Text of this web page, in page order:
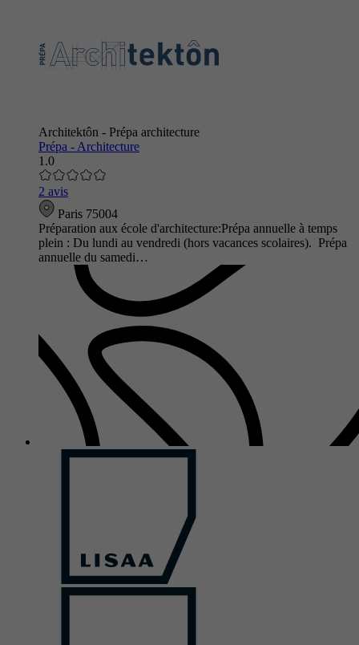
Architektôn - Prépa architecture
Prépa - Architecture
1.0
2 avis
Paris 75004
Préparation aux école d'architecture:Prépa annuelle à temps
plein : Du lundi au vendredi (hors vacances scolaires). Prépa
annuelle du samedi…